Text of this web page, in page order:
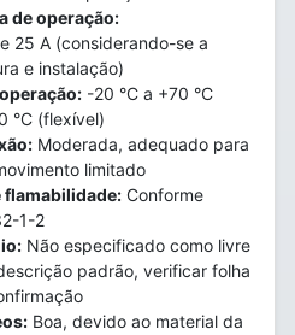
de operação:
25 A (considerando-se a
e instalação)
-20 °C a +70 °C
°C (flexível)
Moderada, adequado para
limitado
flamabilidade: Conforme
1-2
Não especificado como livre
padrão, verificar folha
Boa, devido ao material da